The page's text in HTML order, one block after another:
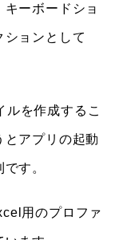
ーボードショ
ションとして
ルを作成するこ
とアプリの起動
す。
用のプロファ